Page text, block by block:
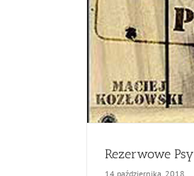
Rezerwowe Psy
14 października, 2018